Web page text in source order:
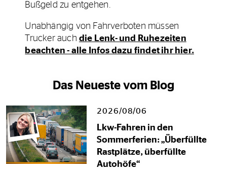
Bußgeld zu entgehen.
Unabhängig von Fahrverboten müssen
Trucker auch die Lenk- und Ruhezeiten
beachten - alle Infos dazu findet ihr hier.
Das Neueste vom Blog
2026/08/06
Lkw-Fahren in den
Sommerferien: „Überfüllte
Rastplätze, überfüllte
Autohöfe“